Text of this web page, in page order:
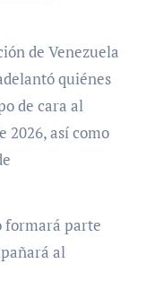
quiénes
de cara al
2026, así como
formará parte
al